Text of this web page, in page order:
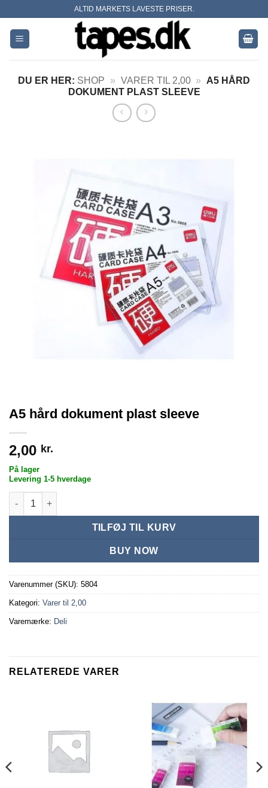
content
ALTID MARKETS LAVESTE PRISER.
DU ER HER: SHOP » VARER TIL 2,00 »
A5 HÅRD
DOKUMENT PLAST SLEEVE
A5 hård dokument plast sleeve
2,00 kr.
På lager
Levering 1-5 hverdage
A5 hård dokument plast sleeve antal
TILFØJ TIL KURV
BUY NOW
Varenummer (SKU): 5804
Kategori: Varer til 2,00
Varemærke: Deli
RELATEREDE VARER